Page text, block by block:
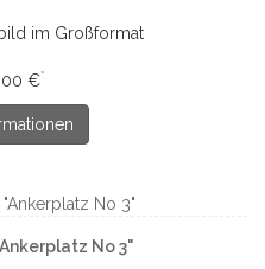
im Großformat
€*
No 3"